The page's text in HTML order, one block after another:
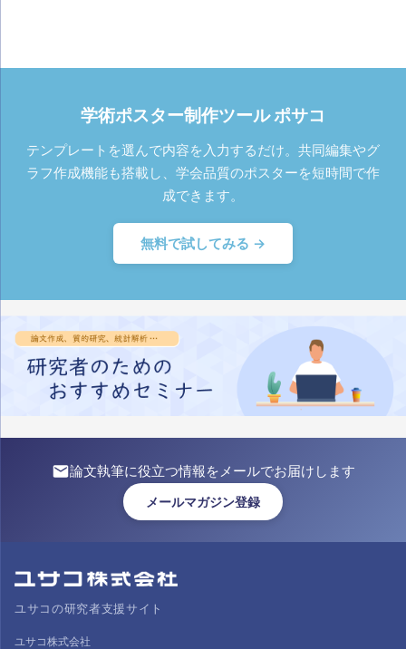
学術ポスター制作ツール ポサコ
テンプレートを選んで内容を入力するだけ。共同編集やグ
ラフ作成機能も搭載し、学会品質のポスターを短時間で作
成できます。
無料で試してみる →
論文執筆に役立つ情報をメールでお届けします
メールマガジン登録
ユサコの研究者支援サイト
ユサコ株式会社